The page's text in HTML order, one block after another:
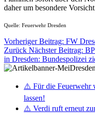
daher um besondere
Quelle: Feuerwehr Dresden
Vorheriger Beitrag: FW
Zurück Nächster Beitrag:
in Dresden: Bundespolizei
⚠️ Für die Feuerwehr
lassen!
⚠️ Verdi ruft erneut